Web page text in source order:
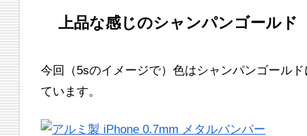
上品な感じのシャンパンゴールド
今回（5sのイメージで）色はシャンパンゴール
ています。